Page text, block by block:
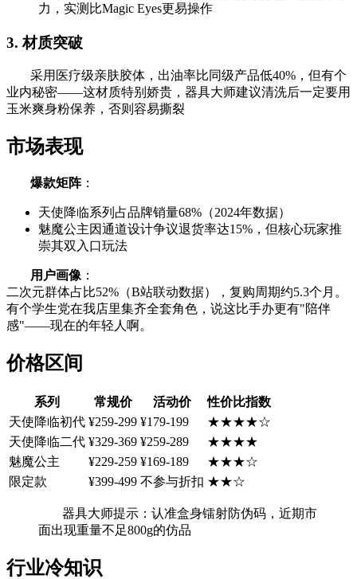
力，实测比Magic Eyes更易操作
3. 材质突破
采用医疗级亲肤胶体，出油率比同级产品低40%，但有个
业内秘密——这材质特别娇贵，器具大师建议清洗后一定要用
玉米爽身粉保养，否则容易撕裂
市场表现
爆款矩阵：
天使降临系列占品牌销量68%（2024年数据）
魅魔公主因通道设计争议退货率达15%，但核心玩家推
崇其双入口玩法
用户画像 ：
二次元群体占比52%（B站联动数据），复购周期约5.3个月。
有个学生党在我店里集齐全套角色，说这比手办更有"陪伴
感"——现在的年轻人啊。
价格区间
系列 常规价 活动价
性价比指数
天使降临初代 ¥259-299 ¥179-199
★★★★☆
天使降临二代 ¥329-369 ¥259-289
★★★★
魅魔公主
¥229-259 ¥169-189
★★★☆
限定款
¥399-499 不参与折扣 ★★☆
器具大师提示：认准盒身镭射防伪码，近期市
面出现重量不足800g的仿品
行业冷知识